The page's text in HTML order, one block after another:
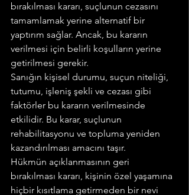
bırakılması kararı, suçlunun cezasını
tamamlamak yerine alternatif bir
yaptırım sağlar. Ancak, bu kararın
verilmesi için belirli koşulların yerine
getirilmesi gerekir.
Sanığın kişisel durumu, suçun niteliği,
tutumu, işleniş şekli ve cezası gibi
faktörler bu kararın verilmesinde
etkilidir. Bu karar, suçlunun
rehabilitasyonu ve topluma yeniden
kazandırılması amacını taşır.
Hükmün açıklanmasının geri
bırakılması kararı, kişinin özel yaşamına
hiçbir kısıtlama getirmeden bir nevi